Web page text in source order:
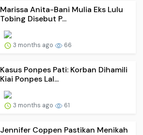
Marissa Anita-Bani Mulia Eks Lulu
Tobing Disebut P...
3 months ago 66
Kasus Ponpes Pati: Korban Dihamili
Kiai Ponpes Lal...
3 months ago 61
Jennifer Coppen Pastikan Menikah